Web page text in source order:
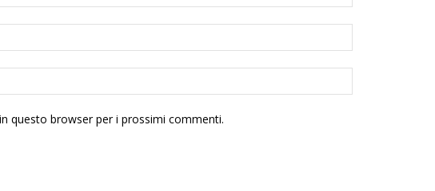
questo browser per i prossimi commenti.